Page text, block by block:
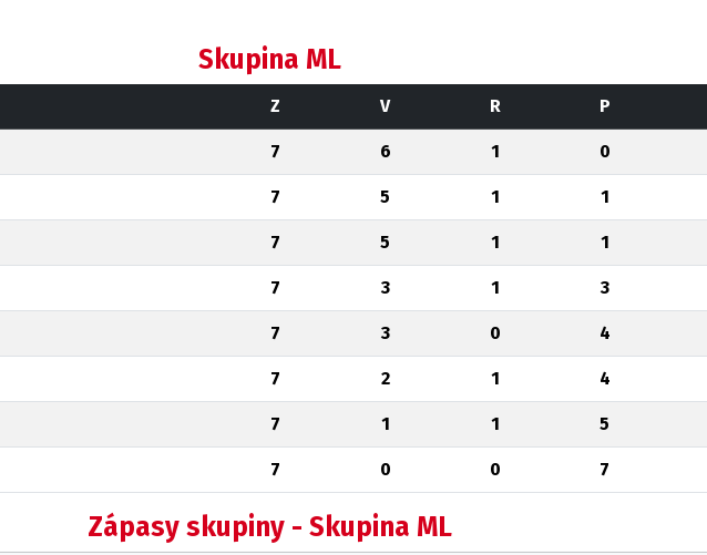
Skupina ML
Z V R P
7 6 1 0
7 5 1 1
7 5 1 1
7 3 1 3
7 3 0 4
7 2 1 4
7 1 1 5
7 0 0 7
Zápasy skupiny - Skupina ML